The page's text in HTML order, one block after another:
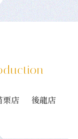
栗店 後龍店